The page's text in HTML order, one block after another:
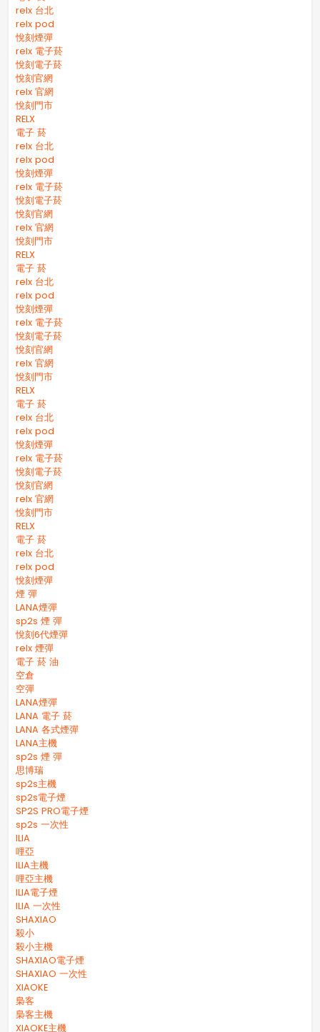
relx 台北
relx pod
悅刻煙彈
relx 電子菸
悅刻電子菸
悅刻官網
relx 官網
悅刻門市
RELX
電子 菸
relx 台北
relx pod
悅刻煙彈
relx 電子菸
悅刻電子菸
悅刻官網
relx 官網
悅刻門市
RELX
電子 菸
relx 台北
relx pod
悅刻煙彈
relx 電子菸
悅刻電子菸
悅刻官網
relx 官網
悅刻門市
RELX
電子 菸
relx 台北
relx pod
悅刻煙彈
relx 電子菸
悅刻電子菸
悅刻官網
relx 官網
悅刻門市
RELX
電子 菸
relx 台北
relx pod
悅刻煙彈
煙 彈
LANA煙彈
sp2s 煙 彈​
悅刻6代煙彈
relx 煙彈
電子 菸 油
空倉
空彈
LANA煙彈
LANA 電子 菸​
LANA 各式煙彈
LANA主機
sp2s 煙 彈​
思博瑞
sp2s主機
sp2s電子煙
SP2S PRO電子煙
sp2s 一次性
ILIA
哩亞
ILIA主機
哩亞主機
ILIA電子煙
ILIA 一次性
SHAXIAO
殺小
殺小主機
SHAXIAO電子煙
SHAXIAO 一次性
XIAOKE
梟客
梟客主機
XIAOKE主機